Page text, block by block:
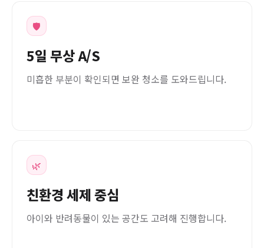
🛡️
5일 무상 A/S
미흡한 부분이 확인되면 보완 청소를 도와드립니다.
🌿
친환경 세제 중심
아이와 반려동물이 있는 공간도 고려해 진행합니다.